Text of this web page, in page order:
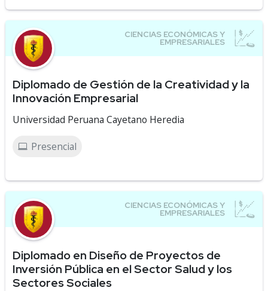
Diplomado de Gestión de la Creatividad y la
Innovación Empresarial
Universidad Peruana Cayetano Heredia
Presencial
Diplomado en Diseño de Proyectos de
Inversión Pública en el Sector Salud y los
Sectores Sociales